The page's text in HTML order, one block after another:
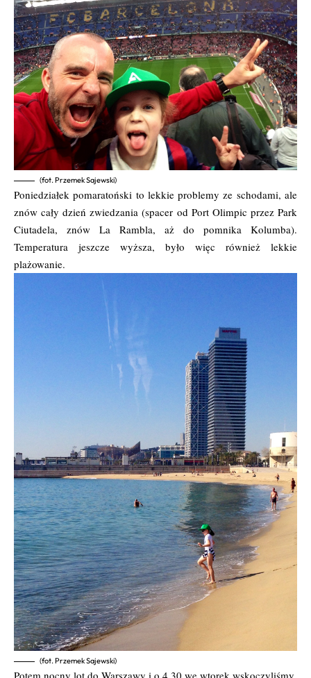
(fot. Przemek Sajewski)
Poniedziałek pomaratoński to lekkie problemy ze schodami, ale
znów cały dzień zwiedzania (spacer od Port Olimpic przez Park
Ciutadela, znów La Rambla, aż do pomnika Kolumba).
Temperatura jeszcze wyższa, było więc również lekkie
plażowanie.
(fot. Przemek Sajewski)